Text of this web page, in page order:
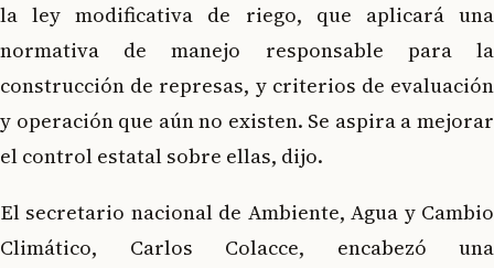
la ley modificativa de riego, que aplicará una
normativa de manejo responsable para la
construcción de represas, y criterios de evaluación
y operación que aún no existen. Se aspira a mejorar
el control estatal sobre ellas, dijo.
El secretario nacional de Ambiente, Agua y Cambio
Climático, Carlos Colacce, encabezó una